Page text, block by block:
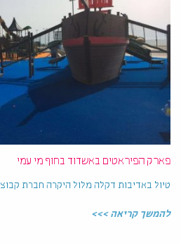
פארק הפיראטים באשדוד בחוף מי עמי
טיול באדיבות דקלה מלול היקרה חברת
להמשך קריאה >>>